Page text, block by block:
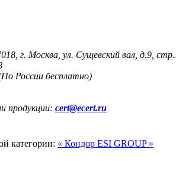
г. Москва, ул. Сущевский вал, д.9,
России бесплатно)
продукции: cert@ecert.ru
категории: « Кондор ESI GROUP »